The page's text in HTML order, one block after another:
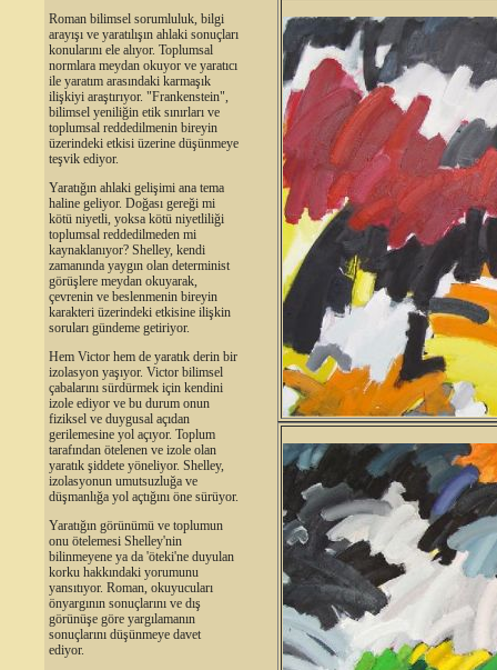
Roman bilimsel sorumluluk, bilgi
arayışı ve yaratılışın ahlaki sonuçları
konularını ele alıyor. Toplumsal
normlara meydan okuyor ve yaratıcı
ile yaratım arasındaki karmaşık
ilişkiyi araştırıyor. "Frankenstein",
bilimsel yeniliğin etik sınırları ve
toplumsal reddedilmenin bireyin
üzerindeki etkisi üzerine düşünmeye
teşvik ediyor.
Yaratığın ahlaki gelişimi ana tema
haline geliyor. Doğası gereği mi
kötü niyetli, yoksa kötü niyetliliği
toplumsal reddedilmeden mi
kaynaklanıyor? Shelley, kendi
zamanında yaygın olan determinist
görüşlere meydan okuyarak,
çevrenin ve beslenmenin bireyin
karakteri üzerindeki etkisine ilişkin
soruları gündeme getiriyor.
Hem Victor hem de yaratık derin bir
izolasyon yaşıyor. Victor bilimsel
çabalarını sürdürmek için kendini
izole ediyor ve bu durum onun
fiziksel ve duygusal açıdan
gerilemesine yol açıyor. Toplum
tarafından ötelenen ve izole olan
yaratık şiddete yöneliyor. Shelley,
izolasyonun umutsuzluğa ve
düşmanlığa yol açtığını öne sürüyor.
Yaratığın görünümü ve toplumun
onu ötelemesi Shelley'nin
bilinmeyene ya da 'öteki'ne duyulan
korku hakkındaki yorumunu
yansıtıyor. Roman, okuyucuları
önyargının sonuçlarını ve dış
görünüşe göre yargılamanın
sonuçlarını düşünmeye davet
ediyor.